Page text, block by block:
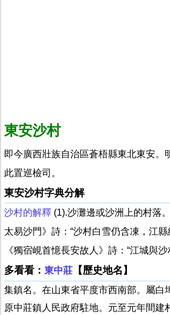
東安沙村
即今廣西壯族自治區蒼梧縣東北東安。
此置巡檢司。
東安沙村字典分解
沙村的解釋 (1).沙灘邊或沙洲上的村落
太易沙門》詩：“沙村白雪仍含凍，江
《獨宿峴首憶長安故人》詩：“江城與沙
多看看： 東中莊 【歷史地名】
集鎮名。在山東省平度市西南部。屬白
原中莊鎮人民政府駐地。元至元年間建